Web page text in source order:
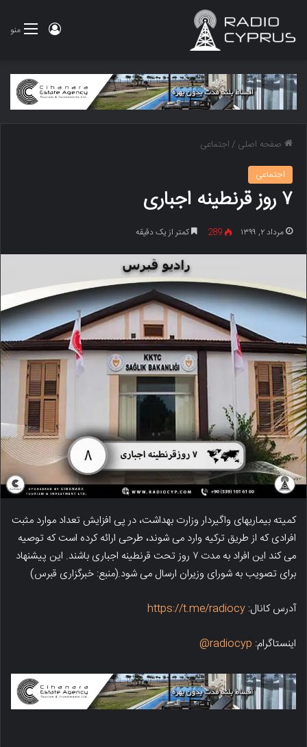
منو ورود
صفحه اصلی /اجتماعی
اجتماعی
۷ روز قرنطینه اجباری
مرداد ۲, ۱۳۹۹ 289 کمتر از یک دقیقه
کمیته بیماریهای واگیردار وزارت بهداشت، در پی افزایش تعداد موارد مثبت
افرادی که از طریق ترکیه وارد می شوند، طرحی ارائه کرده است که توصیه
می کند این افراد به مدت ۷ روز تحت قرنطینه اجباری باشند. این پیشنهاد
برای تصویب به شورای وزیران ارسال می شود.(منبع: خبرگزاری قبرس)
آدرس کانال: https://t.me/radiocy
اینستاگرام: radiocyp@